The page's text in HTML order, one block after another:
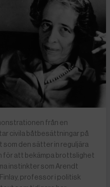
från en
civila båtbesättningar på
den sätter in reguljära
för att bekämpa brottslighet
instinkter som Arendt
professor i politisk